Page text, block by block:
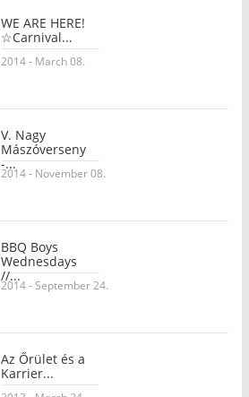
WE ARE HERE!
☆Carnival...
2014 - March 08.
V. Nagy
Mászóverseny
-...
2014 - November 08.
BBQ Boys
Wednesdays
//...
2014 - September 24.
Az Őrület és a
Karrier...